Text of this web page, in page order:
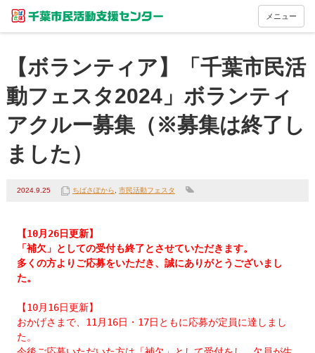
メニュー
【ボランティア】「千葉市民活
動フェスタ2024」ボランティ
アクルー募集（※募集は終了し
ました）
2024.9.25 ちばさぽから 市民活動フェスタ
「補欠」としての受付も終了とさせていただきます。
多くの方よりご応募をいただき、誠にありがとうございまし
た。
【10月16日更新】
おかげさまで、11月16日・17日ともに応募が定員に達しまし
た。